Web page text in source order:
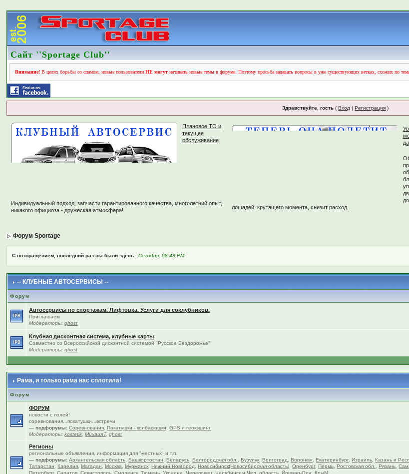
Сайт ''Sportage Club''
Внимание! В целях борьбы со спамом, новые пользователиНЕ могут начинать новые темы в форуме. Поэтому просьба задавать вопросы в уже существующих ветках, схожих по
Здравствуйте, гость (Вход |Регистрация )
Плановое ТО и
текущее
обслуживание
Индивидуальный подход, запчасти гарантированного качества, многолетний опыт,
никакого официоза - дружеская атмосфера!
лошадей, крутящего момента, снизит расход.
Форум Sportage
С возвращением, последний раз вы были здесь :Сегодня, 08:43 PM
-- КЛУБНЫЕ АВТОСЕРВИСЫ --
Форум
Автосервисы по спортажам. Лифтовка. Услуги для соклубников.
Приглашаем
Модераторы:ghost
Клубная дисконтная система, клубные карты
Совместно со Всероссийской дисконтной системой "Русское Бездорожье"
Модераторы:ghost
Рама, и только рама нас сплотила!
Форум
ФОРУМ
новости с полей!
соревнования...покатушки...встречи
— подфорумы: Соревнования ,Покатушки - колбасюшки ,GPS и геокэшинг
Модераторы:kostetik ,МихаилТ,ghost
Регионы
региональные объявления, информация для "местных" и т.п.
— подфорумы: Архангельская область ,Башкортостан ,Беларусь ,Белгородская обл. ,Бузулук ,Волгоград ,Воронеж ,Екатеринбург,Израиль ,Казань и
Татарстан
,Карелия ,Магадан ,Москва ,Мурманск ,Нижний Новгород ,Новосибирск(Новосибирская область) ,Оренбург,Пермь ,Ростовская обл. ,Рязань ,
Петербург,Саратов ,Севастополь ,Смоленск ,Тюмень ,Украина ,Череповец ,Челябинск и Чел. область ,Йошкар-Ола ,КрыМ